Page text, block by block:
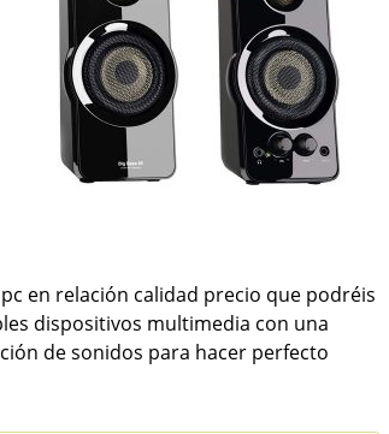
en relación calidad precio que podréis
dispositivos multimedia con una
de sonidos para hacer perfecto